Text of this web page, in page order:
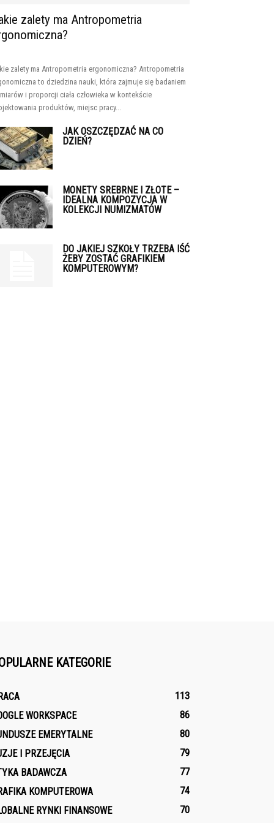
zalety ma Antropometria
zalety ma Antropometria ergonomiczna? Antropometria
to dziedzina nauki, która zajmuje się badaniem
i proporcji ciała człowieka w kontekście
produktów, miejsc pracy...
JAK OSZCZĘDZAĆ NA CO
DZIEŃ?
MONETY SREBRNE I ZŁOTE –
IDEALNA KOMPOZYCJA W
KOLEKCJI NUMIZMATÓW
DO JAKIEJ SZKOŁY TRZEBA IŚĆ
ŻEBY ZOSTAĆ GRAFIKIEM
KOMPUTEROWYM?
KATEGORIE
113
WORKSPACE
86
EMERYTALNE
80
I PRZEJĘCIA
79
BADAWCZA
77
KOMPUTEROWA
74
RYNKI FINANSOWE
70